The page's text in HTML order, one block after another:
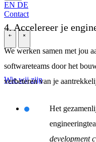
EN DE
Contact
Wie wij zijn
4. Accelereer je
We werken samen met jou
softwareteams door het
verbeteren van je
Het
development